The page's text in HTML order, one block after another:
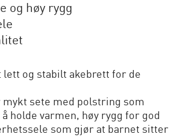
og høy rygg
lett og stabilt akebrett for de
sete med polstring som
holde varmen, høy rygg for god
som gjør at barnet sitter